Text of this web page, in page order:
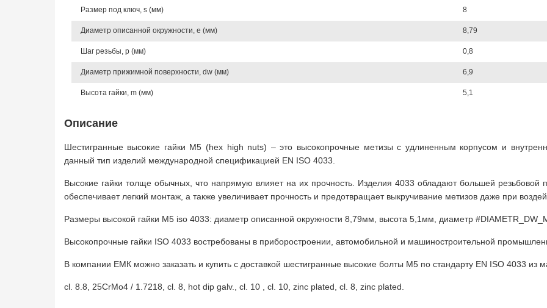
Размер под ключ, s (мм) 8
Диаметр описанной окружности, e (мм) 8,79
Шаг резьбы, p (мм) 0,8
Диаметр прижимной поверхности, dw (мм) 6,9
Высота гайки, m (мм) 5,1
Описание
Шестигранные высокие гайки М5 (hex high nuts) – это высокопрочные метизы с удлиненным корпусом и
данный тип изделий международной спецификацией EN ISO 4033.
Высокие гайки толще обычных, что напрямую влияет на их прочность. Изделия 4033 обладают большей резьбовой
обеспечивает легкий монтаж, а также увеличивает прочность и предотвращает выкручивание метизов даже при
Размеры высокой гайки М5 iso 4033: диаметр описанной окружности 8,79мм, высота 5,1мм, диаметр
Высокопрочные гайки ISO 4033 востребованы в приборостроении, автомобильной и машиностроительной
В компании ЕМК можно заказать и купить с доставкой шестигранные высокие болты М5 по стандарту EN ISO 4033 из
cl. 8.8, 25CrMo4 / 1.7218, cl. 8, hot dip galv., cl. 10 , cl. 10, zinc plated, cl. 8, zinc plated.